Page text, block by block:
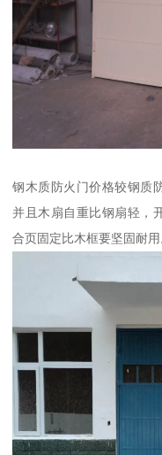
钢木质防火门价格较钢质
并且木扇自重比钢扇轻，
合页固定比木框要坚固耐用